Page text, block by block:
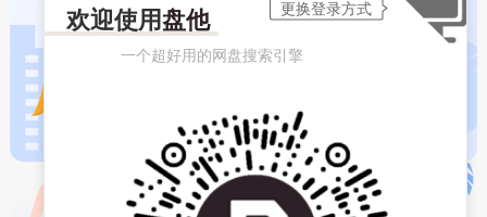
欢迎使用盘他
一个超好用的网盘搜索引擎